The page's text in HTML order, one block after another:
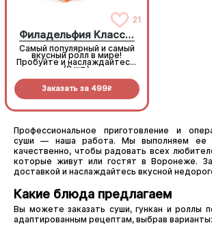
21
Филадельфия Классическая
Самый популярный и самый
вкусный ролл в мире!
Пробуйте и наслаждайтесь!
(8 шт.)
Заказать за 499R
Профессиональное приготовление и
суши — наша работа. Мы выполняем ее
качественно, чтобы радовать всех
которые живут или гостят в Воронеже.
доставкой и наслаждайтесь вкусной
Какие блюда предлагаем
Вы можете заказать суши, гункан и роллы
адаптированным рецептам, выбрав варианты: